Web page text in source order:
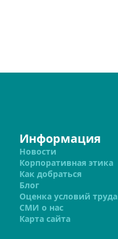
Информация
Новости
Корпоративная этика
Как добраться
Блог
Оценка условий труда
СМИ о нас
Карта сайта